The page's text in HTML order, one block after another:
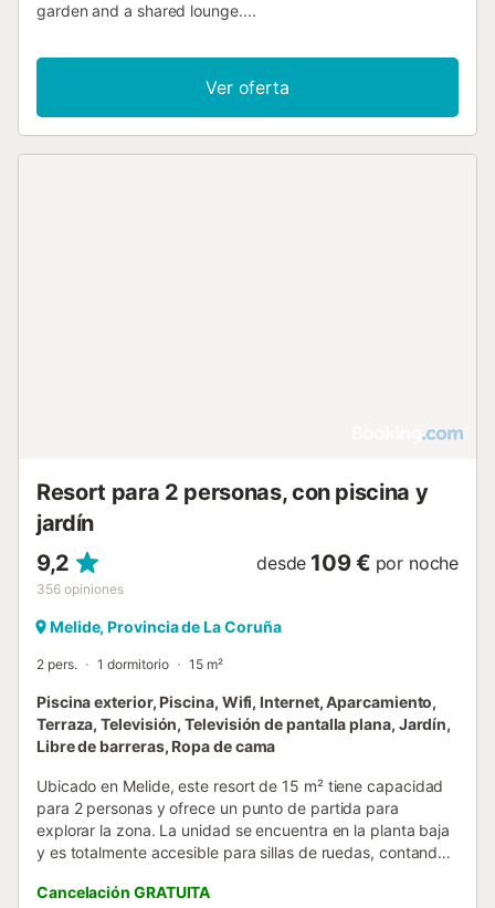
garden and a shared lounge....
Ver oferta
Resort para 2 personas, con piscina y
jardín
9,2
356 opiniones
desde 109 € por noche
Melide, Provincia de La Coruña
2 pers. 1 dormitorio 15 m²
Piscina exterior, Piscina, Wifi, Internet, Aparcamiento,
Terraza, Televisión, Televisión de pantalla plana, Jardín,
Libre de barreras, Ropa de cama
Ubicado en Melide, este resort de 15 m² tiene capacidad
para 2 personas y ofrece un punto de partida para
explorar la zona. La unidad se encuentra en la planta baja
y es totalmente accesible para sillas de ruedas, contando
su comodidad, la propiedad incluye calefacción, TV de
Cancelación GRATUITA